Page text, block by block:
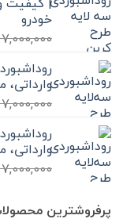
خودرو
7,000,000
7,000,000
7,000,000
پرفروشترین